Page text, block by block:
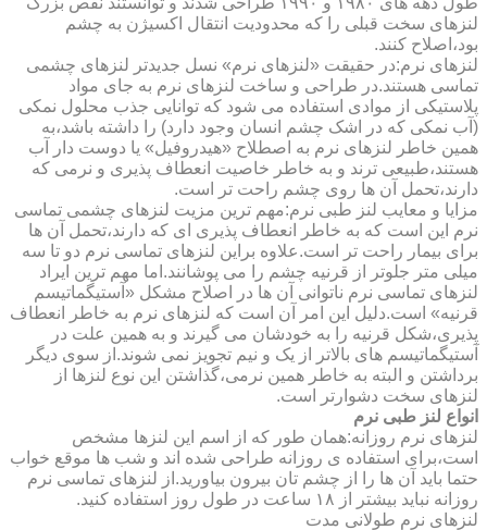
لنزهای سخت قبلی را که محدودیت انتقال اکسیژن به چشم
بود،اصلاح کنند.
لنزهای نرم:در حقیقت «لنزهای نرم» نسل جدیدتر لنزهای چشمی
تماسی هستند.در طراحی و ساخت لنزهای نرم به جای مواد
پلاستیکی از موادی استفاده می شود که توانایی جذب محلول نمکی
(آب نمکی که در اشک چشم انسان وجود دارد) را داشته باشد،به
همین خاطر لنزهای نرم به اصطلاح «هیدروفیل» یا دوست دار آب
هستند،طبیعی ترند و به خاطر خاصیت انعطاف پذیری و نرمی که
دارند،تحمل آن ها روی چشم راحت تر است.
مزایا و معایب لنز طبی نرم:مهم ترین مزیت لنزهای چشمی تماسی
نرم این است که به خاطر انعطاف پذیری ای که دارند،تحمل آن ها
برای بیمار راحت تر است.علاوه براین لنزهای تماسی نرم دو تا سه
میلی متر جلوتر از قرنیه چشم را می پوشانند.اما مهم ترین ایراد
لنزهای تماسی نرم ناتوانی آن ها در اصلاح مشکل «آستیگماتیسم
قرنیه» است.دلیل این امر آن است که لنزهای نرم به خاطر انعطاف
پذیری،شکل قرنیه را به خودشان می گیرند و به همین علت در
آستیگماتیسم های بالاتر از یک و نیم تجویز نمی شوند.از سوی دیگر
برداشتن و البته به خاطر همین نرمی،گذاشتن این نوع لنزها از
لنزهای سخت دشوارتر است.
انواع لنز طبی نرم
لنزهای نرم روزانه:همان طور که از اسم این لنزها مشخص
است،برای استفاده ی روزانه طراحی شده اند و شب ها موقع خواب
حتما باید آن ها را از چشم تان بیرون بیاورید.از لنزهای تماسی نرم
روزانه نباید بیشتر از ۱۸ ساعت در طول روز استفاده کنید.
لنزهای نرم طولانی مدت